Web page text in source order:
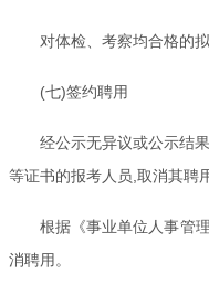
对体检、考察均合格的
(七)签约聘用
经公示无异议或公示结
等证书的报考人员,取消其聘
根据《事业单位人事管
消聘用。